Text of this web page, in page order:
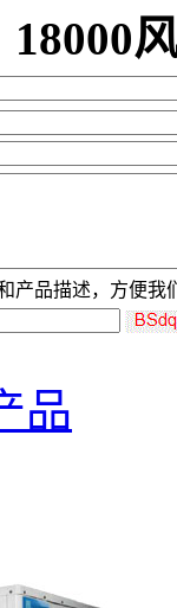
18000
产品描述，方便我
品